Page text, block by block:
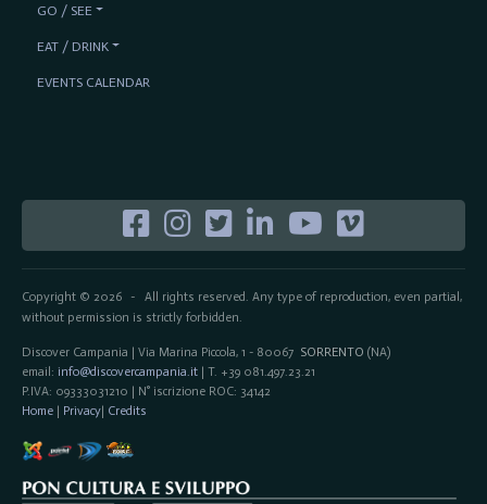
Copyright © 2026- All rights reserved. Any type of reproduction, even partial,
without permission is strictly forbidden.
Discover Campania | Via Marina Piccola, 1 - 80067 SORRENTO (NA)
email: info@discovercampania.it| T. +39 081.497.23.21
P.IVA: 09333031210 | N° iscrizione ROC: 34142
Home| Privacy| Credits
GO / SEE
EAT / DRINK
EVENTS CALENDAR